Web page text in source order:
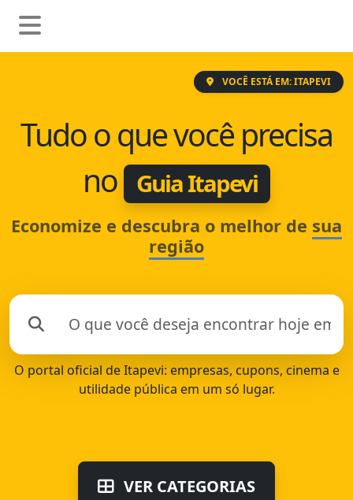
VOCÊ ESTÁ EM: ITAPEVI
Tudo o que você precisa
no
Guia Itapevi
Economize e descubra o melhor de sua
região
O portal oficial de Itapevi: empresas, cupons, cinema e
utilidade pública em um só lugar.
VER CATEGORIAS